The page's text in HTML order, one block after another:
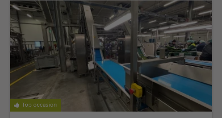
Veelgestelde vragen
Werken bij
Contact
Blog
Kwalitatieve machines
Top occasion